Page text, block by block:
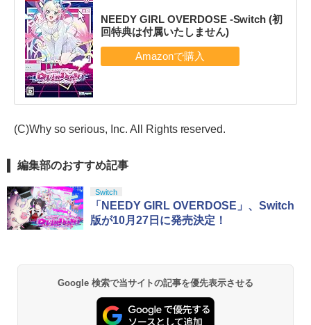
NEEDY GIRL OVERDOSE -Switch (初
回特典は付属いたしません)
(C)Why so serious, Inc. All Rights reserved.
編集部のおすすめ記事
Switch
「NEEDY GIRL OVERDOSE」、Switch
版が10月27日に発売決定！
Google 検索で当サイトの記事を優先表示させる